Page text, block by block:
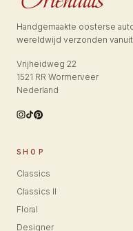
Handgemaakte oosterse
wereldwijd verzonden vanuit
Vrijheidweg 22
1521 RR Wormerveer
Nederland
SHOP
Classics
Classics II
Floral
Designer